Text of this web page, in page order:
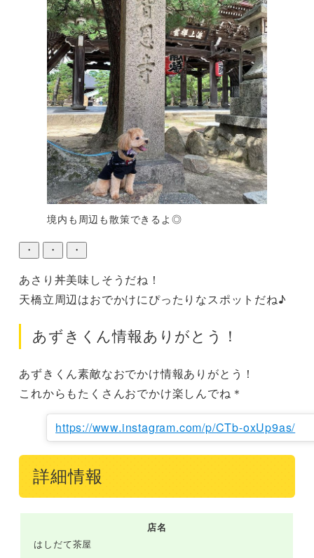
境内も周辺も散策できるよ◎
・ ・ ・
あさり丼美味しそうだね！
天橋立周辺はおでかけにぴったりなスポットだね♪
あずきくん情報ありがとう！
あずきくん素敵なおでかけ情報ありがとう！
これからもたくさんおでかけ楽しんでね＊
https://www.instagram.com/p/CTb-oxUp9as/
詳細情報
店名
はしだて茶屋